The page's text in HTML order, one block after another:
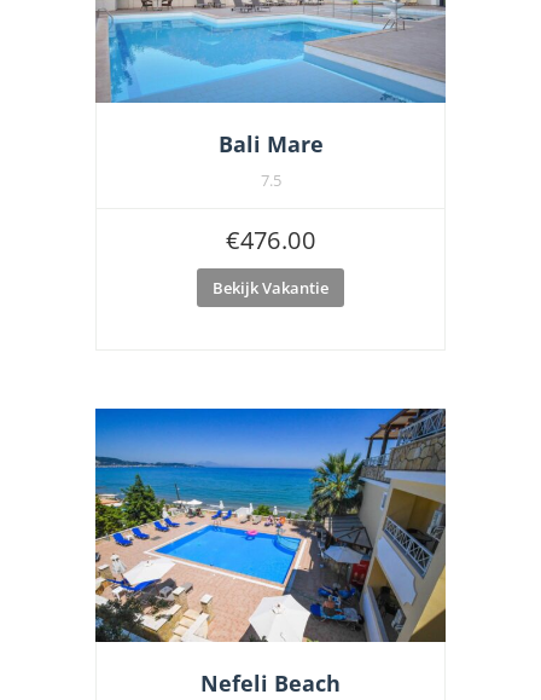
Bali Mare
7.5
€476.00
Bekijk Vakantie
Nefeli Beach